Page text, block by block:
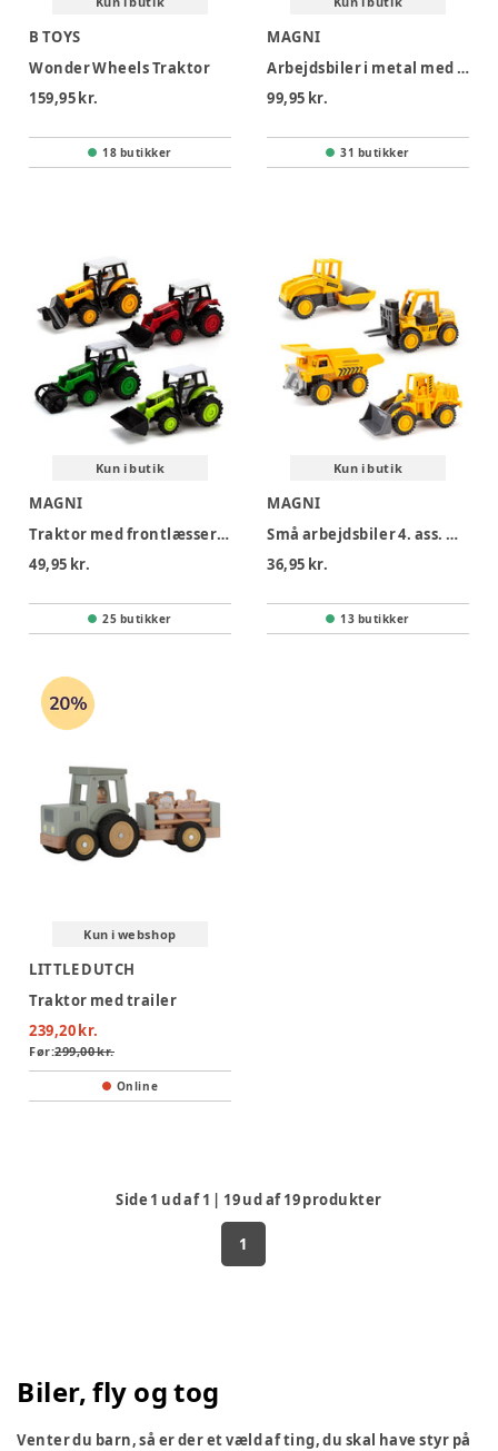
B TOYS
Wonder Wheels Traktor
159,95 kr.
18 butikker
MAGNI
Arbejdsbiler i metal med inerti 3 ass
99,95 kr.
31 butikker
Kun i butik
MAGNI
Traktor med frontlæsser og pull-back ass.
49,95 kr.
25 butikker
Kun i butik
MAGNI
Små arbejdsbiler 4. ass. med pull back
36,95 kr.
13 butikker
Kun i webshop
LITTLE DUTCH
Traktor med trailer
239,20 kr.
Før:299,00 kr.
Online
Side 1 ud af1 | 19ud af19produkter
1
Biler, fly og tog
Venter du barn, så er der et væld af ting, du skal have styr på